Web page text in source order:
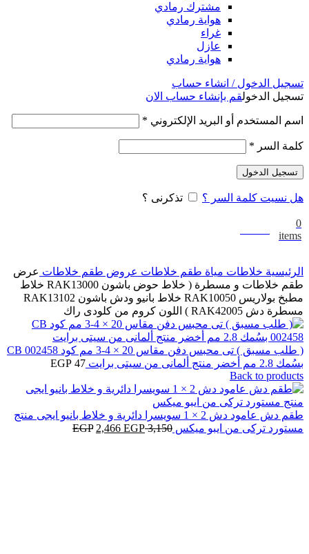
مشترك رمادي
هواية رمادي
غراء
عازل
هواية رمادي
تسجيل الدخول / انشاء حساب
تسجيل الدخولقم بإنشاء حساب الان
اسم المستخدم أو البريد الإلكتروني *
كلمة السر *
تسجيل الدخول
هل نسيت كلمة السر ؟ تذكرنى ؟
0
items
الرئيسية خلاطات مياة طقم خلاطات عروض طقم خلاطات عرض
طقم خلاطات و مسطرة ( خلاط حوض باشون RAK13000 خلاط
مطبخ بولاريس RAK10050 خلاط بانيو ودش باشون RAK13102
مسطرة دش RAK42005 ) اللون كروم من كلودى راك
( طلب مسبق ) تى محبس دفن مقاس 20 × 4-3 مم كود CB 002458
بسُمك 2.8 مم أخضر منتج ألمانى من سيتى برايت
47
EGP
Back to products
طقم دش عامود دش 2 × 1 سويسرا دائرية و خلاط بانيو ايجى منتج
مستورد تركى من ايبو ميكس 3,150
EGP
السعر 2,466 EGP
السعر